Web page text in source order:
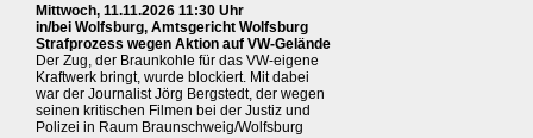
Mittwoch, 11.11.2026 11:30 Uhr
in/bei Wolfsburg, Amtsgericht Wolfsburg
Strafprozess wegen Aktion auf VW-Gelände
Der Zug, der Braunkohle für das VW-eigene
Kraftwerk bringt, wurde blockiert. Mit dabei
war der Journalist Jörg Bergstedt, der wegen
seinen kritischen Filmen bei der Justiz und
Polizei in Raum Braunschweig/Wolfsburg